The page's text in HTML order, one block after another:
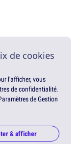
de cookies
l'afficher, vous
de confidentialité.
de Gestion
& afficher